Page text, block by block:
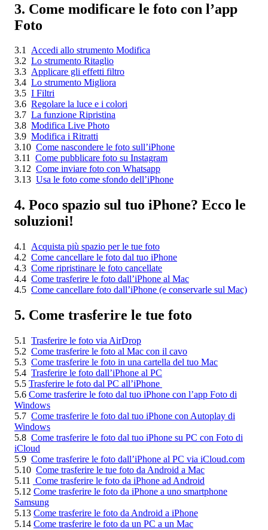
3. Come modificare le foto con l’app
Foto
3.1 Accedi allo strumento Modifica
3.2 Lo strumento Ritaglio
3.3 Applicare gli effetti filtro
3.4 Lo strumento Migliora
3.5 I Filtri
3.6 Regolare la luce e i colori
3.7 La funzione Ripristina
3.8 Modifica Live Photo
3.9 Modifica i Ritratti
3.10 Come nascondere le foto sull’iPhone
3.11 Come pubblicare foto su Instagram
3.12 Come inviare foto con Whatsapp
3.13 Usa le foto come sfondo dell’iPhone
4. Poco spazio sul tuo iPhone? Ecco le
soluzioni!
4.1 Acquista più spazio per le tue foto
4.2 Come cancellare le foto dal tuo iPhone
4.3 Come ripristinare le foto cancellate
4.4 Come trasferire le foto dall’iPhone al Mac
4.5 Come cancellare foto dall’iPhone (e conservarle sul Mac)
5. Come trasferire le tue foto
5.1 Trasferire le foto via AirDrop
5.2 Come trasferire le foto al Mac con il cavo
5.3 Come trasferire le foto in una cartella del tuo Mac
5.4 Trasferire le foto dall’iPhone al PC
5.5 Trasferire le foto dal PC all’iPhone
5.6 Come trasferire le foto dal tuo iPhone con l’app Foto di
Windows
5.7 Come trasferire le foto dal tuo iPhone con Autoplay di
Windows
5.8 Come trasferire le foto dal tuo iPhone su PC con Foto di
iCloud
5.9 Come trasferire le foto dall’iPhone al PC via iCloud.com
5.10 Come trasferire le tue foto da Android a Mac
5.11
Come trasferire le foto da iPhone ad Android
5.12 Come trasferire le foto da iPhone a uno smartphone
Samsung
5.13 Come trasferire le foto da Android a iPhone
5.14 Come trasferire le foto da un PC a un Mac